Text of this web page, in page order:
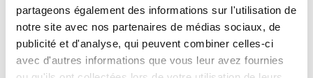
partageons également des informations sur l'utilisation de
notre site avec nos partenaires de médias sociaux, de
publicité et d'analyse, qui peuvent combiner celles-ci
avec d'autres informations que vous leur avez fournies
Éditeur
Presses de Sciences Po
Auteur